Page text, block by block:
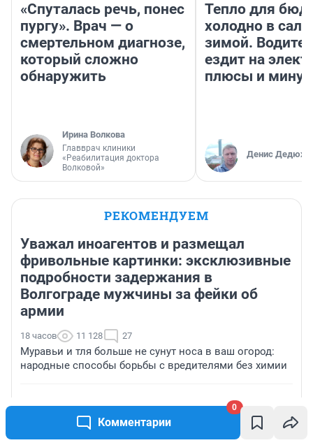
Комментарии
0
«Спуталась речь, понес
пургу». Врач — о
смертельном диагнозе,
который сложно
обнаружить
Ирина Волкова
Главврач клиники
«Реабилитация доктора
Волковой»
Тепло для
холодно в
зимой.
ездит на
плюсы и
Денис
РЕКОМЕНДУЕМ
Уважал иноагентов и размещал
фривольные картинки: эксклюзивные
подробности задержания в
Волгограде мужчины за фейки об
армии
18 часов 11 128 27
Муравьи и тля больше не сунут носа в ваш огород:
народные способы борьбы с вредителями без химии
«Заказали на 3-летие»: перед убийством жены в
Казани турок забрал торт на день рождения сына